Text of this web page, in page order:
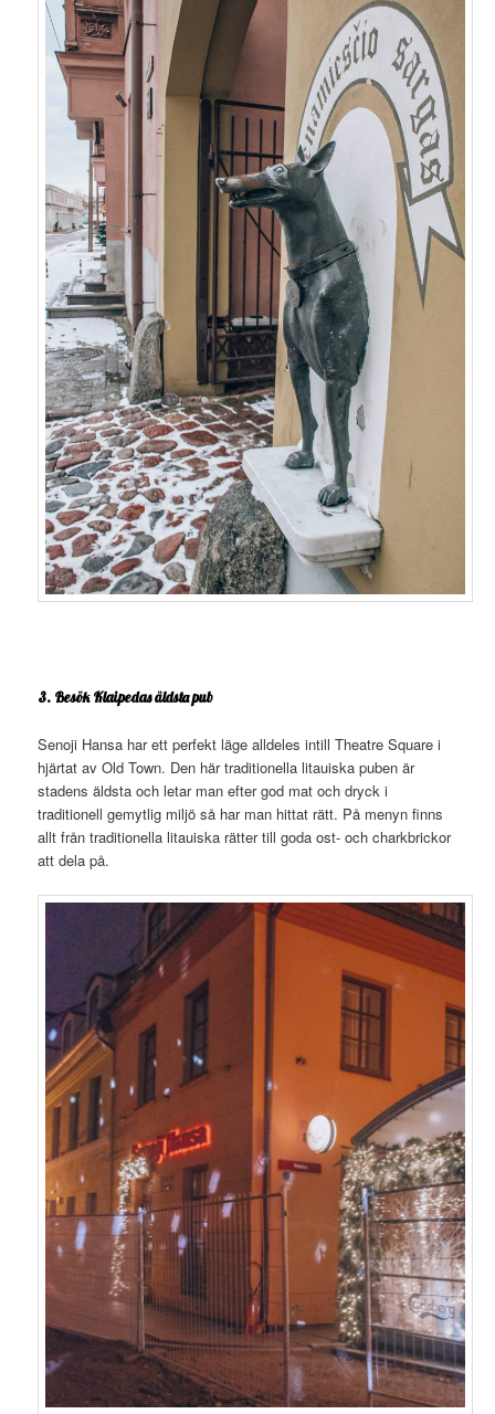
3. Besök Klaipedas äldsta pub
Senoji Hansa har ett perfekt läge alldeles intill Theatre Square i
hjärtat av Old Town. Den här traditionella litauiska puben är
stadens äldsta och letar man efter god mat och dryck i
traditionell gemytlig miljö så har man hittat rätt. På menyn finns
allt från traditionella litauiska rätter till goda ost- och charkbrickor
att dela på.